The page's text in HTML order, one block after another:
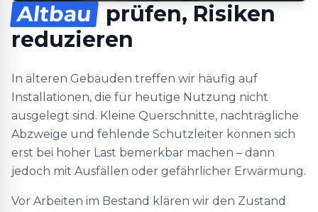
Altbau
prüfen, Risiken
reduzieren
In älteren Gebäuden treffen wir häufig auf
Installationen, die für heutige Nutzung nicht
ausgelegt sind. Kleine Querschnitte, nachträgliche
Abzweige und fehlende Schutzleiter können sich
erst bei hoher Last bemerkbar machen – dann
jedoch mit Ausfällen oder gefährlicher Erwärmung.
Vor Arbeiten im Bestand klären wir den Zustand